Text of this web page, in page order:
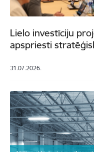
Lielo investīciju
apspriesti
31.07.2026.